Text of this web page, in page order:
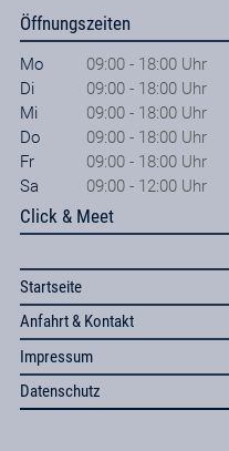
Öffnungszeiten
Mo
09:00 - 18:00 Uhr
Di
09:00 - 18:00 Uhr
Mi
09:00 - 18:00 Uhr
Do
09:00 - 18:00 Uhr
Fr
09:00 - 18:00 Uhr
Sa
09:00 - 12:00 Uhr
Click & Meet
Startseite
Anfahrt & Kontakt
Impressum
Datenschutz